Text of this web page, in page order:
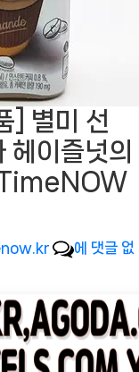
] 별미 선
헤이즐넛의
[커
타
임
나
에 댓글 없